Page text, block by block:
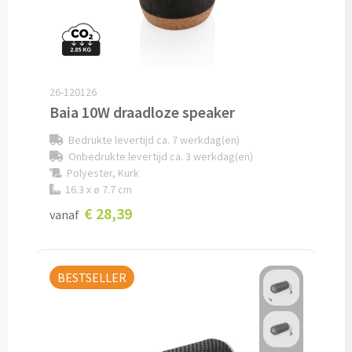
Potloden bedrukken
Kinderschrijfwaren bedrukken
Stoepkrijt bedrukken
Waskrijtjes bedrukken
Notitieboekjes & Schrijfmappen
Notitieboekjes bedrukken
26-120126
Baia 10W draadloze speaker
Bedrukte levertijd ca. 7 werkdag(en)
Onbedrukte levertijd ca. 3 werkdag(en)
Polyester, Kurk
16.3 x ø 7.7 cm
vanaf € 28,39
BESTSELLER